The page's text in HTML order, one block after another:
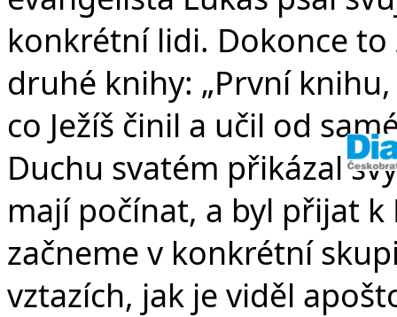
konkrétní lidi. Dokonce to
druhé knihy: „První
co Ježíš činil a učil od
Duchu svatém přikázal
mají počínat, a byl přijat k
začneme v konkrétní
vztazích, jak je viděl